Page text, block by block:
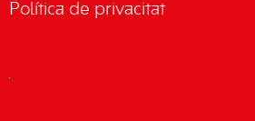
Política de privacitat